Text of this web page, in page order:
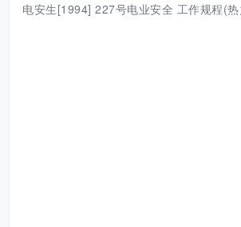
电安生[1994] 227号电业安全 工作规程(